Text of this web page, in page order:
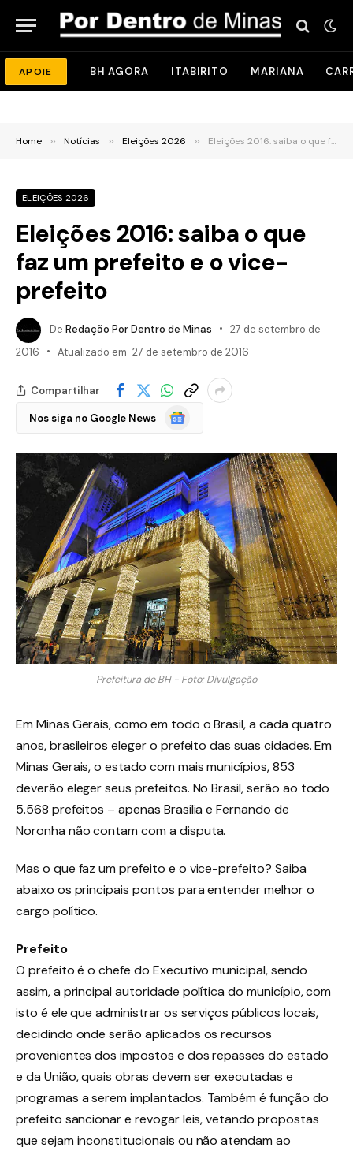
APOIE BH AGORA ITABIRITO MARIANA
Home » Notícias » Eleições 2026 » Eleições 2016: saiba o que faz um prefeito e o vice-prefeito
ELEIÇÕES 2026
Eleições 2016: saiba o que
faz um prefeito e o vice-
prefeito
De Redação Por Dentro de Minas
27 de setembro de
2016
Atualizado em 27 de setembro de 2016
Compartilhar
Nos siga no Google News
Google
Notícias
Prefeitura de BH - Foto: Divulgação
Em Minas Gerais, como em todo o Brasil, a cada quatro
anos, brasileiros eleger o prefeito das suas cidades. Em
Minas Gerais, o estado com mais municípios, 853
deverão eleger seus prefeitos. No Brasil, serão ao todo
5.568 prefeitos – apenas Brasília e Fernando de
Noronha não contam com a disputa.
Mas o que faz um prefeito e o vice-prefeito? Saiba
abaixo os principais pontos para entender melhor o
cargo político.
Prefeito
O prefeito é o chefe do Executivo municipal, sendo
assim, a principal autoridade política do município, com
isto é ele que administrar os serviços públicos locais,
decidindo onde serão aplicados os recursos
provenientes dos impostos e dos repasses do estado
e da União, quais obras devem ser executadas e
programas a serem implantados. Também é função do
prefeito sancionar e revogar leis, vetando propostas
que sejam inconstitucionais ou não atendam ao